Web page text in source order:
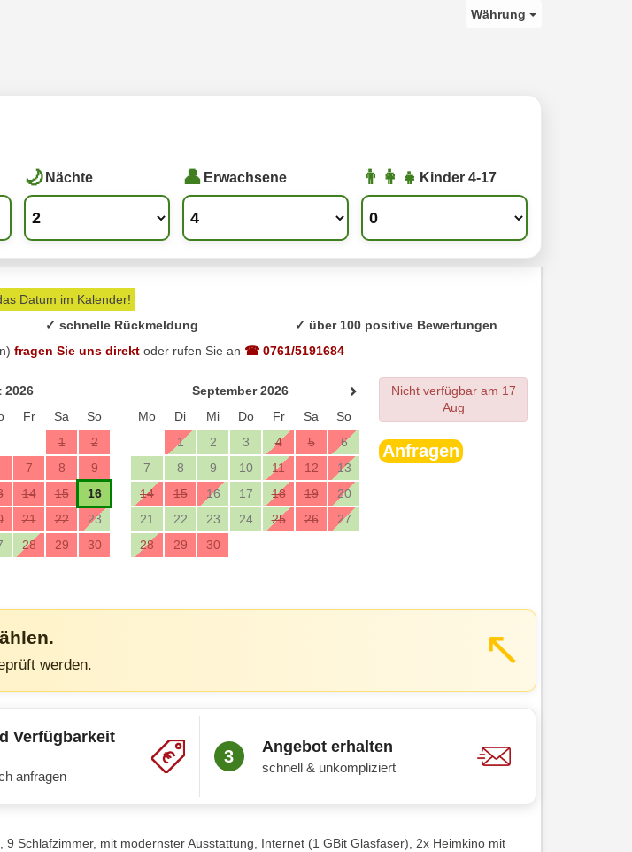
Währung
Nächte Erwachsene Kinder 4-17
Skipiste Waldrand
Datum im Kalender!
✓ schnelle Rückmeldung
✓ über 100 positive Bewertungen
fragen Sie uns direkt oder rufen Sie an ☎ 0761/5191684
2026
Fr Sa
So
1
2
7 8
9
14 15
16
21 22
23
28 29
30
September 2026
Mo
Di Mi Do Fr Sa
So
1
2 3 4 5
6
7
8 9 10 11 12
13
14
15 16 17 18 19
20
21
22 23 24 25 26
27
28
29 30
Nicht verfügbar am 17
Aug
Anfragen
werden. ↗
Verfügbarkeit
anfragen
3
Angebot erhalten
schnell & unkompliziert
Schlafzimmer, mit modernster Ausstattung, Internet (1 GBit Glasfaser), 2x Heimkino mit